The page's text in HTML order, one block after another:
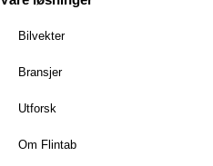
Bilvekter
Bransjer
Utforsk
Om Flintab